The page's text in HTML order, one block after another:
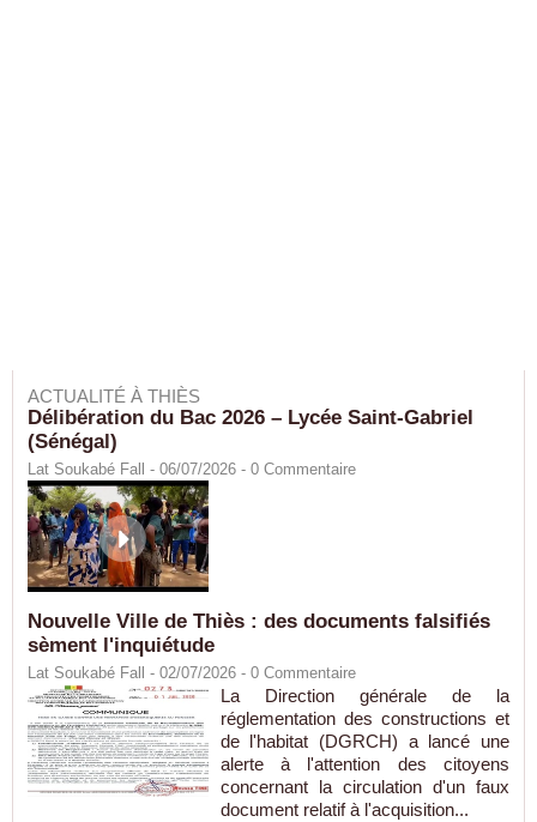
ACTUALITÉ À THIÈS
Délibération du Bac 2026 – Lycée Saint-Gabriel
(Sénégal)
Lat Soukabé Fall - 06/07/2026 - 0 Commentaire
Nouvelle Ville de Thiès : des documents falsifiés
sèment l'inquiétude
Lat Soukabé Fall - 02/07/2026 - 0 Commentaire
La Direction générale de la
réglementation des constructions et
de l'habitat (DGRCH) a lancé une
alerte à l'attention des citoyens
concernant la circulation d'un faux
document relatif à l'acquisition...